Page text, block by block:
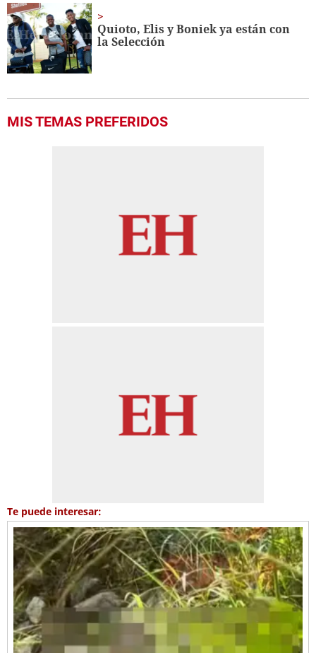
Quioto, Elis y Boniek ya están con
la Selección
MIS TEMAS PREFERIDOS
Te puede interesar: